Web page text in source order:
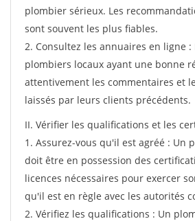
plombier sérieux. Les
sont souvent les plus fiables.
2. Consultez les annuaires en ligne :
plombiers locaux ayant une bonne
attentivement les commentaires et
laissés par leurs clients précédents.
II. Vérifier les qualifications et les
1. Assurez-vous qu'il est agréé : Un
doit être en possession des
licences nécessaires pour exercer
qu'il est en règle avec les autorités
2. Vérifiez les qualifications : Un